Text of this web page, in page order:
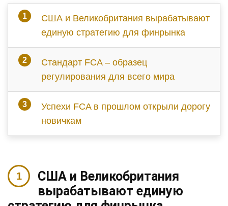
США и Великобритания вырабатывают
единую стратегию для финрынка
Стандарт FCA – образец
регулирования для всего мира
Успехи FCA в прошлом открыли дорогу
новичкам
США и Великобритания
вырабатывают единую